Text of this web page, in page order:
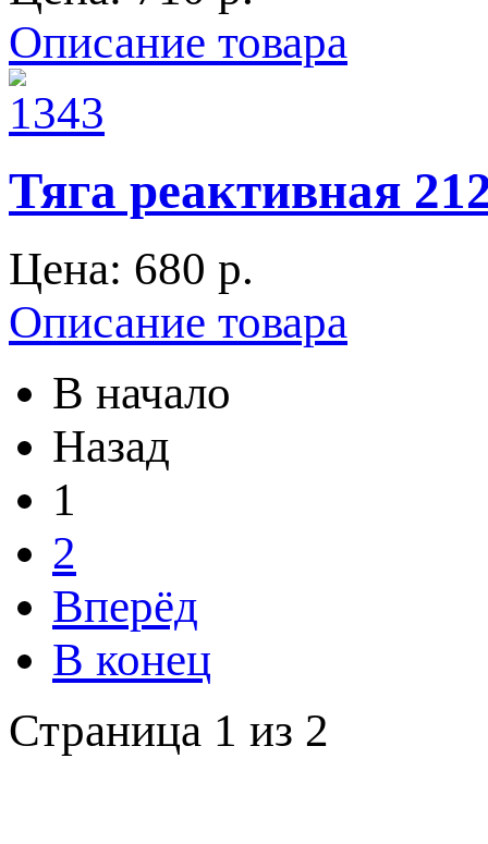
Описание товара
Тяга реактивная
Цена: 680 p.
Описание товара
В начало
Назад
1
2
Вперёд
В конец
Страница 1 из 2